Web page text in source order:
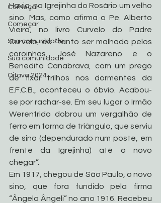
Começar
Começar
Sua comunidade
Sua comunidade
Oitava 2024
Havia, na Igrejinha do Rosário um velho
sino. Mas, como afirma o Pe. Alberto
Vieira, no livro Curvelo do Padre
Curvelo, de “tanto ser malhado pelos
coroinhas, José Nazareno e o
Benedito Canabrava, com um prego
de fixar trilhos nos dormentes da
E.F.C.B., aconteceu o óbvio. Acabou-
se por rachar-se. Em seu lugar o Irmão
Werenfrido dobrou um vergalhão de
ferro em forma de triângulo, que serviu
de sino (dependurado num poste, em
frente da Igrejinha) até o novo
chegar”.
Em 1917, chegou de São Paulo, o novo
sino, que fora fundido pela firma
“Ângelo Ângeli” no ano 1916. Recebeu